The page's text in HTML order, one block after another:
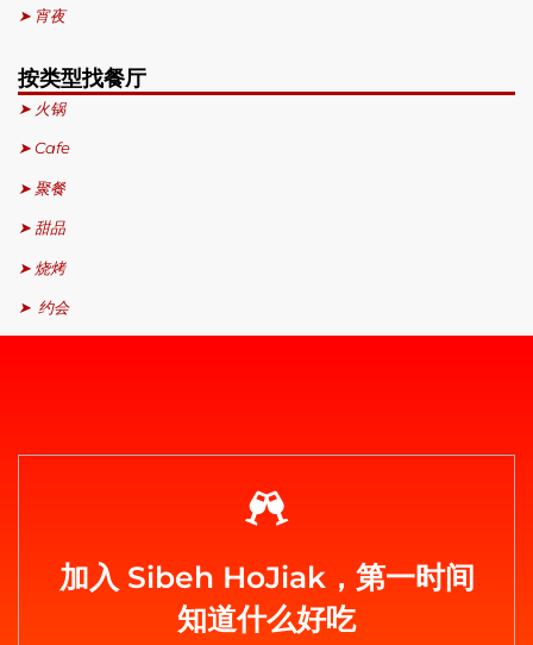
➤ 宵夜
按类型找餐厅
➤ 火锅
➤ Cafe
➤ 聚餐
➤ 甜品
➤ 烧烤
➤ 约会
加入 Sibeh HoJiak，第一时间
知道什么好吃